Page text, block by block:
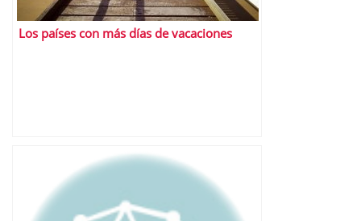
Los países con más días de vacaciones